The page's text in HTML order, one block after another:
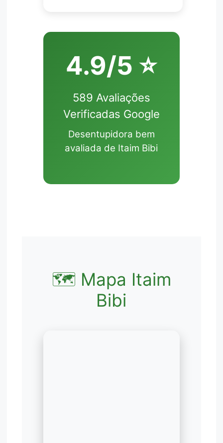
4.9/5 ⭐
589 Avaliações
Verificadas Google
Desentupidora bem
avaliada de Itaim Bibi
🗺️ Mapa Itaim
Bibi